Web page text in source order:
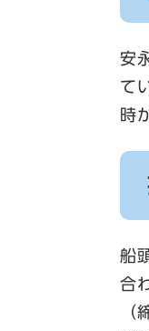
安
て
時
船
合
（